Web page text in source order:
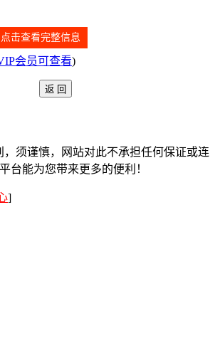
点击查看完整信息
会员可查看)
，须谨慎，网站对此不承担任何保证或连
台能为您带来更多的便利！
]